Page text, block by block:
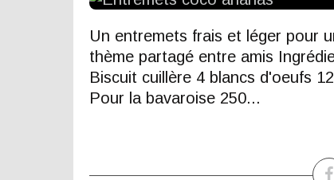
Un entremets frais et léger pour
thème partagé entre amis
Biscuit cuillère 4 blancs d'oeufs
Pour la bavaroise 250...